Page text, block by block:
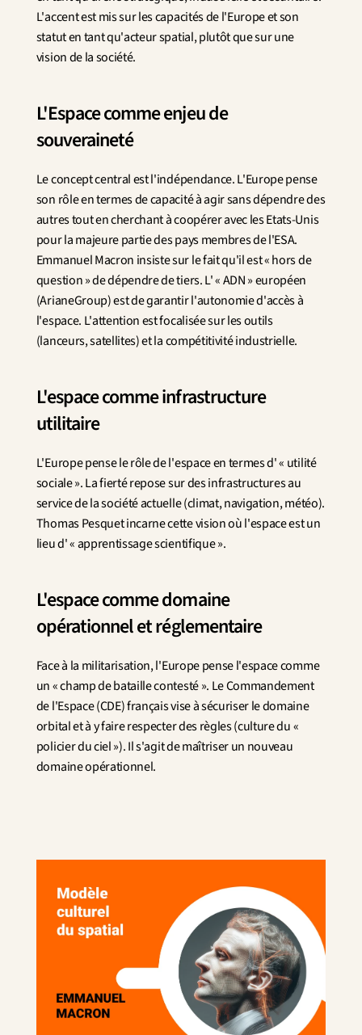
L'accent est mis sur les capacités de l'Europe et son
statut en tant qu'acteur spatial, plutôt que sur une
vision de la société.
L'Espace comme enjeu de
souveraineté
Le concept central est l'indépendance. L'Europe pense
son rôle en termes de capacité à agir sans dépendre des
autres tout en cherchant à coopérer avec les Etats-Unis
pour la majeure partie des pays membres de l'ESA.
Emmanuel Macron insiste sur le fait qu'il est « hors de
question » de dépendre de tiers. L' « ADN » européen
(ArianeGroup) est de garantir l'autonomie d'accès à
l'espace. L'attention est focalisée sur les outils
(lanceurs, satellites) et la compétitivité industrielle.
L'espace comme infrastructure
utilitaire
L'Europe pense le rôle de l'espace en termes d' « utilité
sociale ». La fierté repose sur des infrastructures au
service de la société actuelle (climat, navigation, météo).
Thomas Pesquet incarne cette vision où l'espace est un
lieu d' « apprentissage scientifique ».
L'espace comme domaine
opérationnel et réglementaire
Face à la militarisation, l'Europe pense l'espace comme
un « champ de bataille contesté ». Le Commandement
de l'Espace (CDE) français vise à sécuriser le domaine
orbital et à y faire respecter des règles (culture du «
policier du ciel »). Il s'agit de maîtriser un nouveau
domaine opérationnel.